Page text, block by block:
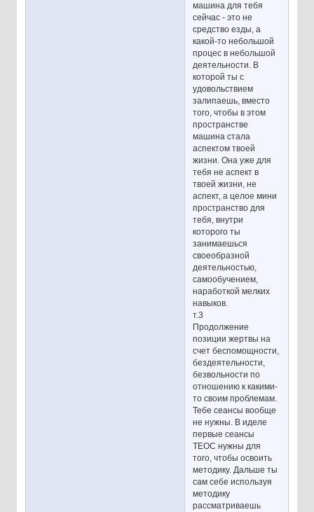
машина для тебя
сейчас - это не
средство езды, а
какой-то небольшой
процес в небольшой
деятельности. В
которой ты с
удовольствием
залипаешь, вместо
того, чтобы в этом
пространстве
машина стала
аспектом твоей
жизни. Она уже для
тебя не аспект в
твоей жизни, не
аспект, а целое мини
пространство для
тебя, внутри
которого ты
занимаешься
своеобразной
деятельностью,
самообучением,
наработкой мелких
навыков.
т.3
Продолжение
позиции жертвы на
счет беспомощности,
бездеятельности,
безвольности по
отношению к какими-
то своим проблемам.
Тебе сеансы вообще
не нужны. В иделе
первые сеансы
ТЕОС нужны для
того, чтобы освоить
методику. Дальше ты
сам себе используя
методику
рассматриваешь